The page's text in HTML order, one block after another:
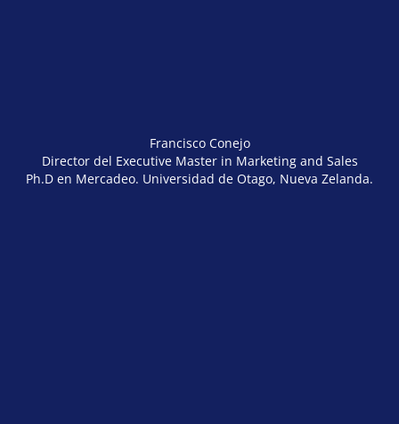
Francisco Conejo
Director del Executive Master in Marketing and Sales
Ph.D en Mercadeo. Universidad de Otago, Nueva Zelanda.